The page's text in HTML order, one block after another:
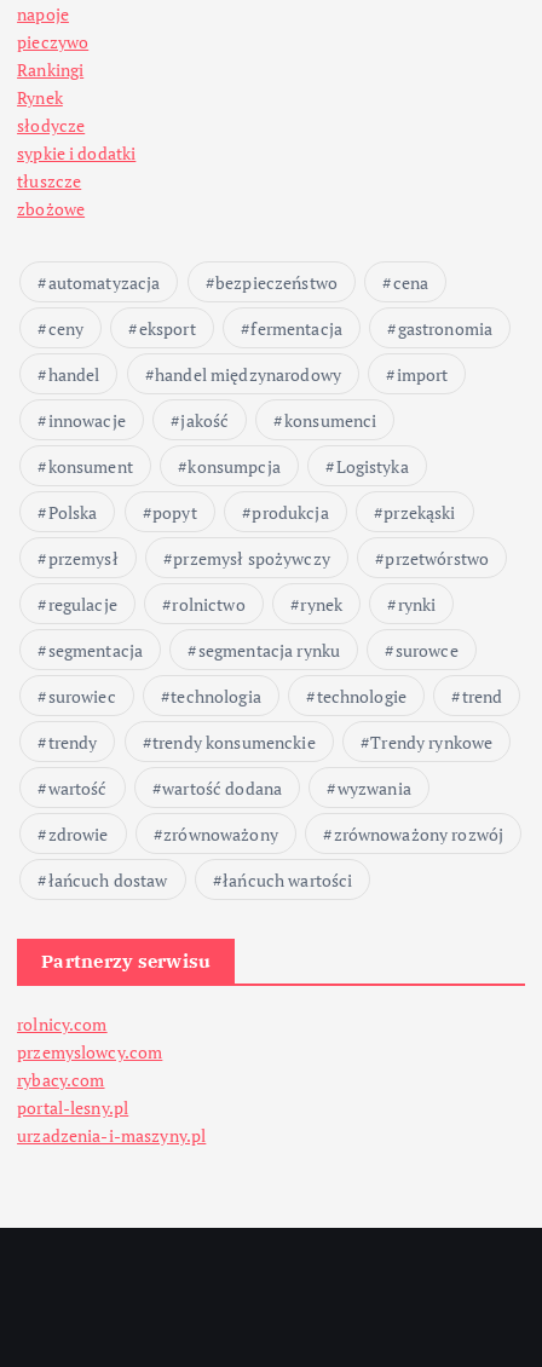
napoje
pieczywo
Rankingi
Rynek
słodycze
sypkie i dodatki
tłuszcze
zbożowe
automatyzacja bezpieczeństwo
cena
ceny
eksport fermentacja
gastronomia
handel
handel międzynarodowy
import
innowacje
jakość
konsumenci
konsument
konsumpcja
Logistyka
Polska
popyt produkcja
przekąski
przemysł
przemysł spożywczy
przetwórstwo
regulacje
rolnictwo rynek
rynki
segmentacja
segmentacja rynku
surowce
surowiec
technologia technologie
trend
trendy
trendy konsumenckie
Trendy rynkowe
wartość
wartość dodana
wyzwania
zdrowie
zrównoważony
zrównoważony rozwój
łańcuch dostaw
łańcuch wartości
Partnerzy serwisu
rolnicy.com
przemyslowcy.com
rybacy.com
portal-lesny.pl
urzadzenia-i-maszyny.pl